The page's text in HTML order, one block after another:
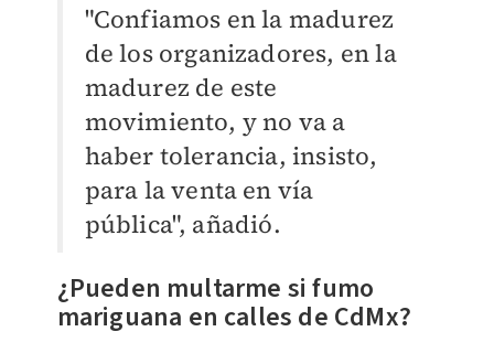
"Confiamos en la madurez
de los organizadores, en la
madurez de este
movimiento, y no va a
haber tolerancia, insisto,
para la venta en vía
pública", añadió.
¿Pueden multarme si fumo
mariguana en calles de CdMx?